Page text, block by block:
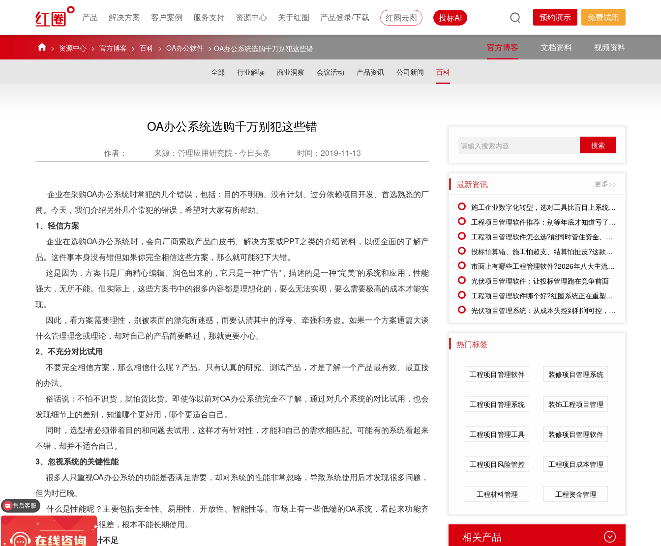
产品 解决方案 客户案例 服务支持 资源中心 关于红圈 产品登录/下载 红圈云图 投标AI 预约演示 免费试用
红圈工程管理系统
售后客服
> 资源中心 > 官方博客 > 百科 > OA办公软件 > OA办公系统选购千万别犯这些错 官方博客 文档资料 视频资料
全部 行业解读 商业洞察 会议活动 产品资讯 公司新闻 百科
OA办公系统选购千万别犯这些错
作者： 来源：管理应用研究院 - 今日头条 时间：2019-11-13
企业在采购OA办公系统时常犯的几个错误，包括：目的不明确、没有计划、过分依赖项目开发、首选熟悉的厂
商。今天，我们介绍另外几个常犯的错误，希望对大家有所帮助。
1、轻信方案
企业在选购OA办公系统时，会向厂商索取产品白皮书、解决方案或PPT之类的介绍资料，以便全面的了解产
品。这件事本身没有错但如果你完全相信这些方案，那么就可能犯下大错。
这是因为，方案书是厂商精心编辑、润色出来的，它只是一种“广告”，描述的是一种“完美”的系统和应用，性能
强大，无所不能。但实际上，这些方案书中的很多内容都是理想化的，要么无法实现，要么需要极高的成本才能实
现。
因此，看方案需要理性，别被表面的漂亮所迷惑，而要认清其中的浮夸、牵强和务虚。如果一个方案通篇大谈
什么管理理念或理论，却对自己的产品简要略过，那就更要小心。
2、不充分对比试用
不要完全相信方案，那么相信什么呢？产品。只有认真的研究、测试产品，才是了解一个产品最有效、最直接
的办法。
俗话说：不怕不识货，就怕货比货。即使你以前对OA办公系统完全不了解，通过对几个系统的对比试用，也会
发现细节上的差别，知道哪个更好用，哪个更适合自己。
同时，选型者必须带着目的和问题去试用，这样才有针对性，才能和自己的需求相匹配。可能有的系统看起来
不错，却并不适合自己。
3、忽视系统的关键性能
很多人只重视OA办公系统的功能是否满足需要，却对系统的性能非常忽略，导致系统使用后才发现很多问题，
但为时已晚。
什么是性能呢？主要包括安全性、易用性、开放性、智能性等。市场上有一些低端的OA系统，看起来功能齐
全，但实际上性能很差，根本不能长期使用。
4、对后期成本估计不足
最新资讯 更多>>
施工企业数字化转型，选对工具比盲目上系统更重要
工程项目管理软件推荐：别等年底才知道亏了!这套系统让每一分钱都有迹可循
工程项目管理软件怎么选?能同时管住资金、成本、进度的才靠谱
投标怕算错、施工怕超支、结算怕扯皮?这款施工成本管理系统一招全解决
市面上有哪些工程管理软件?2026年八大主流工具深度盘点
光伏项目管理软件：让投标管理跑在竞争前面
工程项目管理软件哪个好?红圈系统正在重塑工程企业的"数字大脑"
光伏项目管理系统：从成本失控到利润可控，老板只需做对一步
热门标签
工程项目管理软件 装修项目管理系统
工程项目管理系统 装饰工程项目管理
工程项目管理工具 装修项目管理软件
工程项目风险管控 工程项目成本管理
工程材料管理 工程资金管理
相关产品